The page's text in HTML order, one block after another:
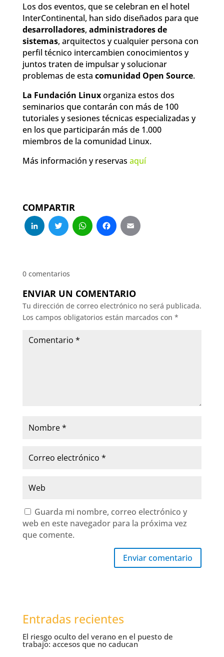
Los dos eventos, que se celebran en el hotel
InterContinental, han sido diseñados para que
desarrolladores, administradores de
sistemas, arquitectos y cualquier persona con
perfil técnico intercambien conocimientos y
juntos traten de impulsar y solucionar
problemas de esta comunidad Open Source.
La Fundación Linuxorganiza estos dos
seminarios que contarán con más de 100
tutoriales y sesiones técnicas especializadas y
en los que participarán más de 1.000
miembros de la comunidad Linux.
Más información y reservas aquí
COMPARTIR
LinkedIn
Twitter
WhatsApp
Facebook
0 comentarios
ENVIAR UN COMENTARIO
Tu dirección de correo electrónico no será publicada.
Los campos obligatorios están marcados con *
Guarda mi nombre, correo electrónico y
web en este navegador para la próxima vez
que comente.
Enviar comentario
Entradas recientes
El riesgo oculto del verano en el puesto de
trabajo: accesos que no caducan